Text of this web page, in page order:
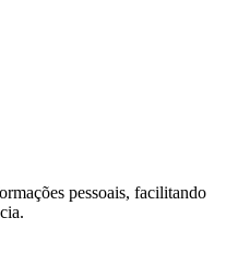
pessoais, facilitando